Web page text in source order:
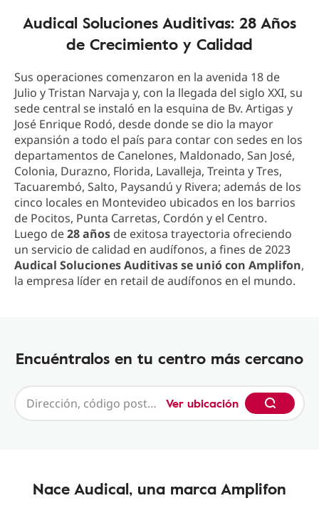
Audical Soluciones Auditivas: 28 Años
de Crecimiento y Calidad
Sus operaciones comenzaron en la avenida 18 de
Julio y Tristan Narvaja y, con la llegada del siglo XXI, su
sede central se instaló en la esquina de Bv. Artigas y
José Enrique Rodó, desde donde se dio la mayor
expansión a todo el país para contar con sedes en los
departamentos de Canelones, Maldonado, San José,
Colonia, Durazno, Florida, Lavalleja, Treinta y Tres,
Tacuarembó, Salto, Paysandú y Rivera; además de los
cinco locales en Montevideo ubicados en los barrios
de Pocitos, Punta Carretas, Cordón y el Centro.
Luego de28 años de exitosa trayectoria ofreciendo
un servicio de calidad en audífonos, a fines de 2023
Audical Soluciones Auditivas se unió con Amplifon,
la empresa líder en retail de audífonos en el mundo.
Encuéntralos en tu centro más cercano
Ver ubicación
Nace Audical, una marca Amplifon